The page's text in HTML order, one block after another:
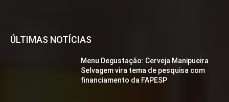
ÚLTIMAS NOTÍCIAS
Menu Degustação: Cerveja Manipueira
Selvagem vira tema de pesquisa com
financiamento da FAPESP